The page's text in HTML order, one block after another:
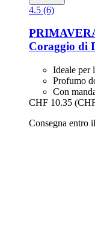
4.5 (6)
Coraggio di
Ideale per
Profumo
Con
CHF 10.35
Consegna entro